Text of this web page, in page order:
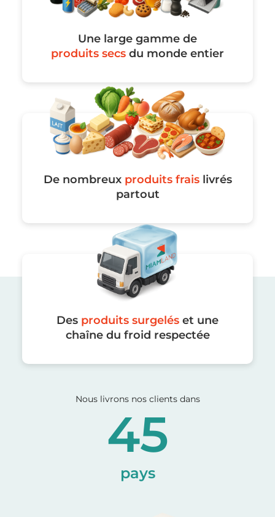
Une large gamme de
produits secs du monde entier
De nombreux produits fraislivrés
partout
Des produits surgelés et une
chaîne du froid respectée
Nous livrons nos clients dans
45
pays